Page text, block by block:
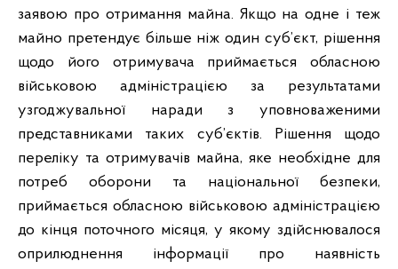
заявою про отримання майна. Якщо на одне і теж
майно претендує більше ніж один суб’єкт, рішення
щодо його отримувача приймається обласною
військовою адміністрацією за результатами
узгоджувальної наради з уповноваженими
представниками таких суб’єктів. Рішення щодо
переліку та отримувачів майна, яке необхідне для
потреб оборони та національної безпеки,
приймається обласною військовою адміністрацією
до кінця поточного місяця, у якому здійснювалося
оприлюднення інформації про наявність